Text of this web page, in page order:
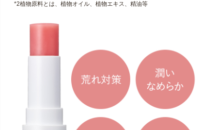
*2植物原料とは、植物オイル、植物エキス、精油等